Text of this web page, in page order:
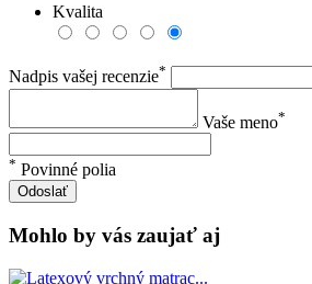
Kvalita
Nadpis vašej recenzie*
Vaše meno*
* Povinné polia
Odoslať
Mohlo by vás zaujať aj